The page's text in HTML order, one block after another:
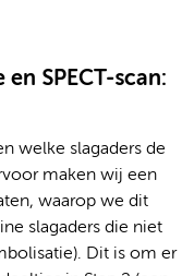
SPECT-scan:
welke slagaders de
maken wij een
waarop we dit
slagaders die niet
Dit is om er